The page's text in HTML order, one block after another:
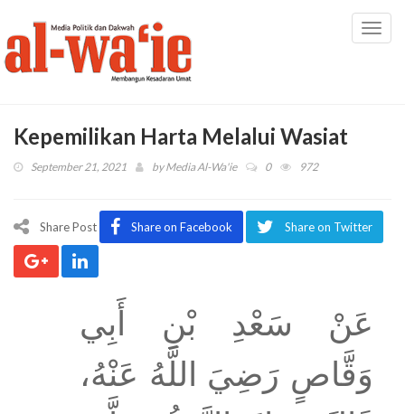
Kepemilikan Harta Melalui Wasiat
September 21, 2021 byMedia Al-Wa'ie 0 972
Share Post Share on Facebook Share on Twitter
عَنْ سَعْدِ بْنِ أَبِي
وَقَّاصٍ رَضِيَ اللَّهُ عَنْهُ،